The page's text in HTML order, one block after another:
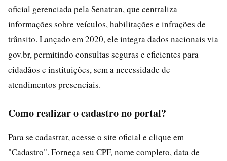
oficial gerenciada pela Senatran, que centraliza
informações sobre veículos, habilitações e infrações de
trânsito. Lançado em 2020, ele integra dados nacionais via
gov.br, permitindo consultas seguras e eficientes para
cidadãos e instituições, sem a necessidade de
atendimentos presenciais.
Como realizar o cadastro no portal?
Para se cadastrar, acesse o site oficial e clique em
"Cadastro". Forneça seu CPF, nome completo, data de